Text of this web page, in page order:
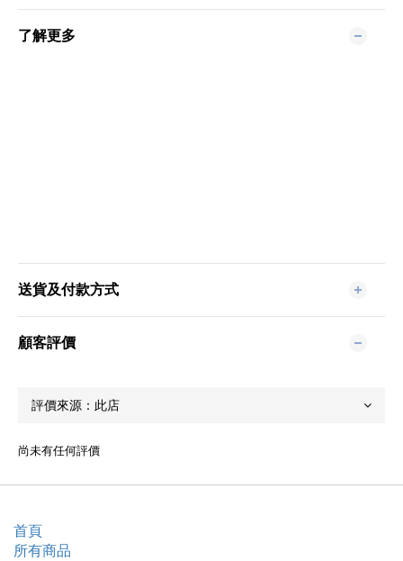
了解更多
送貨及付款方式
顧客評價
尚未有任何評價
首頁
所有商品